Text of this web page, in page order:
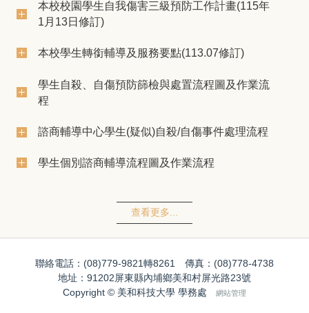
本校校園學生自我傷害三級預防工作計畫(115年
1月13日修訂)
本校學生轉銜輔導及服務要點(113.07修訂)
學生自殺、自傷預防篩檢與處置流程圖及作業流
程
諮商輔導中心學生(疑似)自殺/自傷事件處理流程
學生個別諮商輔導流程圖及作業流程
查看更多...
聯絡電話：(08)779-9821轉8261 傳真：(08)778-4738
地址：91202屏東縣內埔鄉美和村屏光路23號
Copyright © 美和科技大學 學務處
網站管理